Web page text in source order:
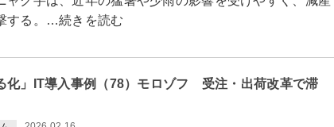
する。…続きを読む
化」IT導入事例（78）モロゾフ 受注・出荷改革で滞